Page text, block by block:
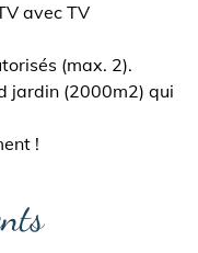
avec TV
(max. 2).
jardin (2000m2) qui
!